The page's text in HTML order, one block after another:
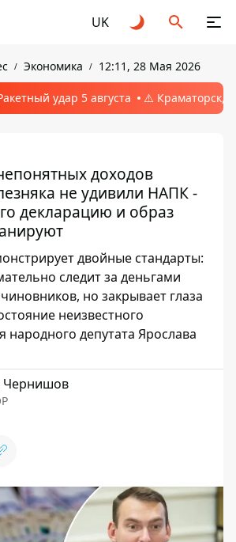
UK
Экономика 12:11, 28 Мая 2026
удар 5 августа ⚠️ Краматорск,
доходов
не удивили НАПК -
декларацию и образ
двойные стандарты:
следит за деньгами
но закрывает глаза
неизвестного
народного депутата Ярослава
Чернишов